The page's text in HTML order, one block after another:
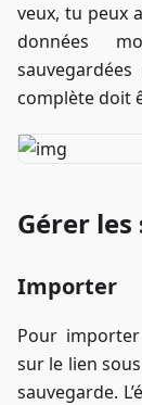
veux, tu peux
données
complète doit
Gérer
Importer
Pour
sur le lien
sauvegarde.